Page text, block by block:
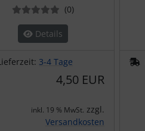
(0Bewertungen
)
Details
3-4 Tage
4,50 EUR
inkl. 19 % MwSt. zzgl.
Versandkosten